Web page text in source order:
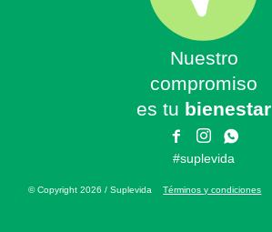
Nuestro
compromiso
es tu bienestar
 

#suplevida
© Copyright 2026 / SuplevidaTérminos y condiciones